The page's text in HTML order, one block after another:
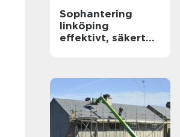
Sophantering
linköping
effektivt, säkert